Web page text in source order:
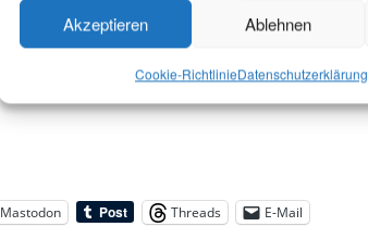
Akzeptieren Ablehnen
Cookie-RichtlinieDatenschutzerklärung
Mastodon Threads E-Mail